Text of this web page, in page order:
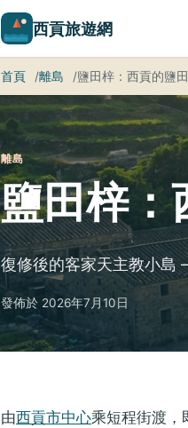
西貢旅遊網
首頁 離島 鹽田梓：西貢的鹽
離島
鹽田梓：
復修後的客家天主教小島
發佈於 2026年7月10日
由西貢市中心乘短程街渡